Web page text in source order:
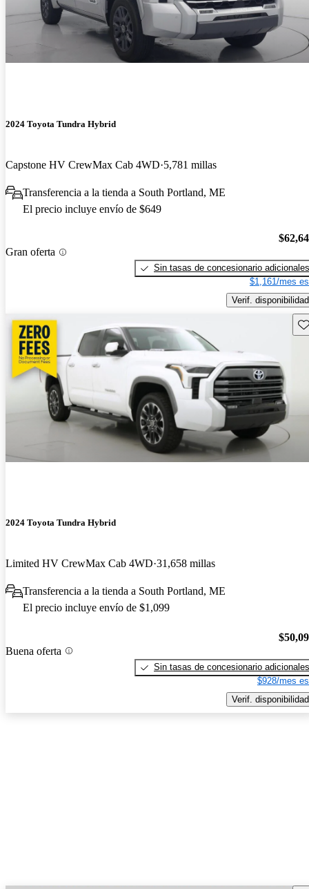
2024 Toyota Tundra Hybrid
Capstone HV CrewMax Cab 4WD 5,781 millas
Transferencia a la tienda a South Portland, ME
El precio incluye envío de $649
Gran oferta
Sin tasas de concesionario adicionales
$1,161/mes
Verif. disponibilidad
2024 Toyota Tundra Hybrid
Limited HV CrewMax Cab 4WD 31,658 millas
Transferencia a la tienda a South Portland, ME
El precio incluye envío de $1,099
Buena oferta
Sin tasas de concesionario adicionales
$928/mes
Verif. disponibilidad